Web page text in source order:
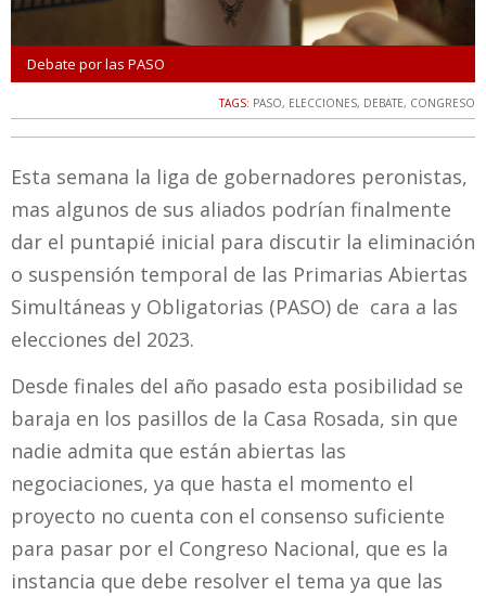
Debate por las PASO
TAGS: PASO, ELECCIONES, DEBATE, CONGRESO
Esta semana la liga de gobernadores peronistas,
mas algunos de sus aliados podrían finalmente
dar el puntapié inicial para discutir la eliminación
o suspensión temporal de las Primarias Abiertas
Simultáneas y Obligatorias (PASO) de cara a las
elecciones del 2023.
Desde finales del año pasado esta posibilidad se
baraja en los pasillos de la Casa Rosada, sin que
nadie admita que están abiertas las
negociaciones, ya que hasta el momento el
proyecto no cuenta con el consenso suficiente
para pasar por el Congreso Nacional, que es la
instancia que debe resolver el tema ya que las